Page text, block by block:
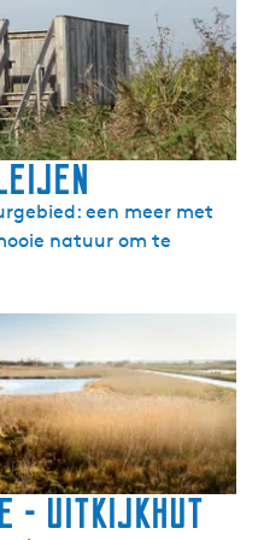
een meer met
natuur om te
- Uitkijkhut